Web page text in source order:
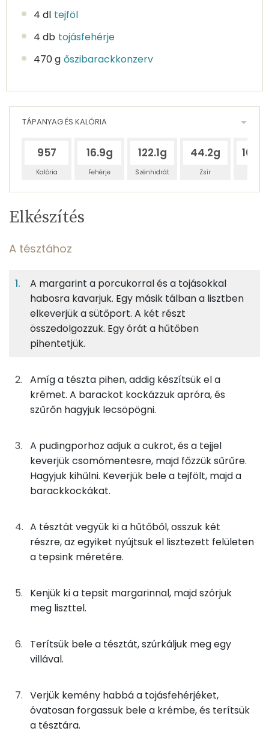
4 dl tejföl
4 db tojásfehérje
470 g őszibarackkonzerv
TÁPANYAG ÉS KALÓRIA
957
Kalória
16.9g
Fehérje
122.1g
Szénhidrát
44.2g
Zsír
Egy
adagban
5%
A tésztához
33gmargarin
239 kcal
25gporcukor
97 kcal
2gsütőpor
A krémhez
10gcukor
39 kcal
100gtej
132 kcal
27g tojásfehérje
78gőszibarackkonzerv 56 kcal
TÁPANYAGTARTALOM
5%
Fehérje
35%
Szénhidrát
13%
Zsír
47%
TOP ásványi anyagok
Kálcium
Nátrium
Szelén
Magnézium
TOP vitaminok
E vitamin:
C vitamin:
Fehérje
Összesen 16.9 g
Zsír
Elkészítés
A tésztához
A margarint a porcukorral és a tojásokkal
habosra kavarjuk. Egy másik tálban a lisztben
elkeverjük a sütőport. A két részt
összedolgozzuk. Egy órát a hűtőben
pihentetjük.
Amíg a tészta pihen, addig készítsük el a
krémet. A barackot kockázzuk apróra, és
szűrőn hagyjuk lecsöpögni.
A pudingporhoz adjuk a cukrot, és a tejjel
keverjük csomómentesre, majd főzzük sűrűre.
Hagyjuk kihűlni. Keverjük bele a tejfölt, majd a
barackkockákat.
A tésztát vegyük ki a hűtőből, osszuk két
részre, az egyiket nyújtsuk el lisztezett felületen
a tepsink méretére.
Kenjük ki a tepsit margarinnal, majd szórjuk
meg liszttel.
Terítsük bele a tésztát, szúrkáljuk meg egy
villával.
Verjük kemény habbá a tojásfehérjéket,
óvatosan forgassuk bele a krémbe, és terítsük
a tésztára.